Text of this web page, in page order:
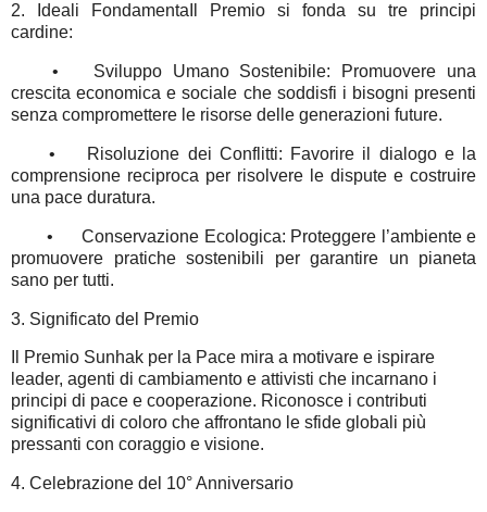
2. Ideali Fondamenta Il Premio si fonda su tre principi
cardine:
•
Sviluppo Umano Sostenibile: Promuovere una
crescita economica e sociale che soddisfi i bisogni presenti
senza compromettere le risorse delle generazioni future.
•
Risoluzione dei Conflitti: Favorire il dialogo e la
comprensione reciproca per risolvere le dispute e costruire
una pace duratura.
•
Conservazione Ecologica: Proteggere l’ambiente e
promuovere pratiche sostenibili per garantire un pianeta
sano per tutti.
3. Significato del Premio
Il Premio Sunhak per la Pace mira a motivare e ispirare
leader, agenti di cambiamento e attivisti che incarnano i
principi di pace e cooperazione. Riconosce i contributi
significativi di coloro che affrontano le sfide globali più
pressanti con coraggio e visione.
4. Celebrazione del 10° Anniversario